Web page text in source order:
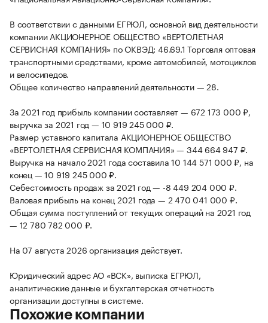
В соответствии с данными ЕГРЮЛ, основной вид деятельности
компании АКЦИОНЕРНОЕ ОБЩЕСТВО «ВЕРТОЛЕТНАЯ
СЕРВИСНАЯ КОМПАНИЯ» по ОКВЭД: 46.69.1 Торговля оптовая
транспортными средствами, кроме автомобилей, мотоциклов
и велосипедов.
Общее количество направлений деятельности — 28.
За 2021 год прибыль компании составляет — 672 173 000 ₽,
выручка за 2021 год — 10 919 245 000 ₽.
Размер уставного капитала АКЦИОНЕРНОЕ ОБЩЕСТВО
«ВЕРТОЛЕТНАЯ СЕРВИСНАЯ КОМПАНИЯ» — 344 664 947 ₽.
Выручка на начало 2021 года составила 10 144 571 000 ₽, на
конец — 10 919 245 000 ₽.
Себестоимость продаж за 2021 год — -8 449 204 000 ₽.
Валовая прибыль на конец 2021 года — 2 470 041 000 ₽.
Общая сумма поступлений от текущих операций на 2021 год
— 12 780 782 000 ₽.
На 07 августа 2026 организация действует.
Юридический адрес АО «ВСК», выписка ЕГРЮЛ,
аналитические данные и бухгалтерская отчетность
организации доступны в системе.
Похожие компании